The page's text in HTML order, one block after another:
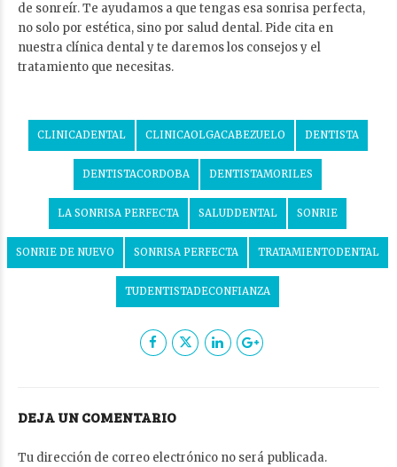
de sonreír. Te ayudamos a que tengas esa sonrisa perfecta,
no solo por estética, sino por salud dental. Pide cita en
nuestra clínica dental y te daremos los consejos y el
tratamiento que necesitas.
CLINICADENTAL CLINICAOLGACABEZUELO DENTISTA
DENTISTACORDOBA DENTISTAMORILES
LA SONRISA PERFECTA SALUDDENTAL SONRIE
SONRIE DE NUEVO SONRISA PERFECTA TRATAMIENTODENTAL
TUDENTISTADECONFIANZA
DEJA UN COMENTARIO
Tu dirección de correo electrónico no será publicada.